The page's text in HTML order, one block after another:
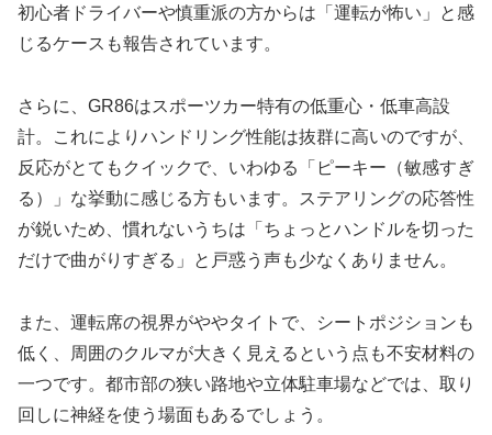
初心者ドライバーや慎重派の方からは「運転が怖い」と感
じるケースも報告されています。
さらに、GR86はスポーツカー特有の低重心・低車高設
計。これによりハンドリング性能は抜群に高いのですが、
反応がとてもクイックで、いわゆる「ピーキー（敏感すぎ
る）」な挙動に感じる方もいます。ステアリングの応答性
が鋭いため、慣れないうちは「ちょっとハンドルを切った
だけで曲がりすぎる」と戸惑う声も少なくありません。
また、運転席の視界がややタイトで、シートポジションも
低く、周囲のクルマが大きく見えるという点も不安材料の
一つです。都市部の狭い路地や立体駐車場などでは、取り
回しに神経を使う場面もあるでしょう。